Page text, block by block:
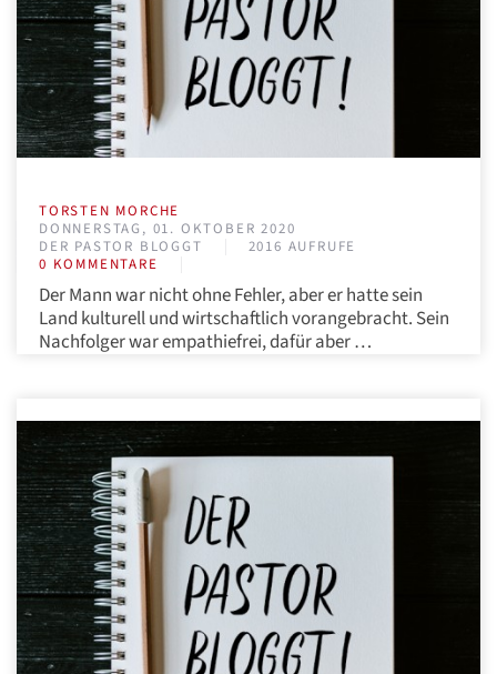
TORSTEN MORCHE
DONNERSTAG, 01. OKTOBER 2020
DER PASTOR BLOGGT
2016 AUFRUFE
0 KOMMENTARE
Der Mann war nicht ohne Fehler, aber er hatte sein
Land kulturell und wirtschaftlich vorangebracht. Sein
Nachfolger war empathiefrei, dafür aber …